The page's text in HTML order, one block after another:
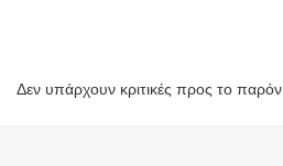
Δεν υπάρχουν κριτικές προς το παρόν